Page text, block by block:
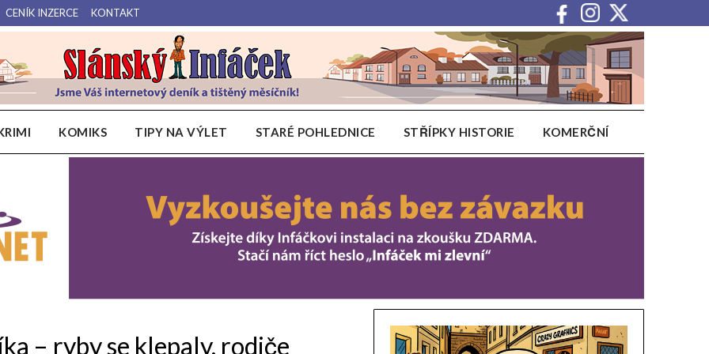
CENÍK INZERCE KONTAKT
Slánský Infáček
Váš internetový deník a tištěný měsíčník pro Slánsko, Kladensko a Lounsko.
KOMIKS TIPY NA VÝLET STARÉ POHLEDNICE STŘÍPKY HISTORIE KOMERČNÍ
– ryby se klepaly, rodiče